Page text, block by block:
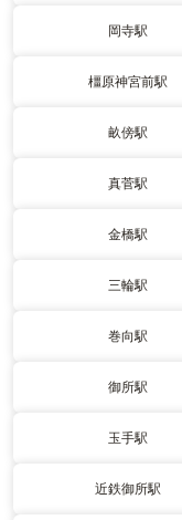
岡寺駅
橿原神宮前駅
畝傍駅
真菅駅
金橋駅
三輪駅
巻向駅
御所駅
玉手駅
近鉄御所駅